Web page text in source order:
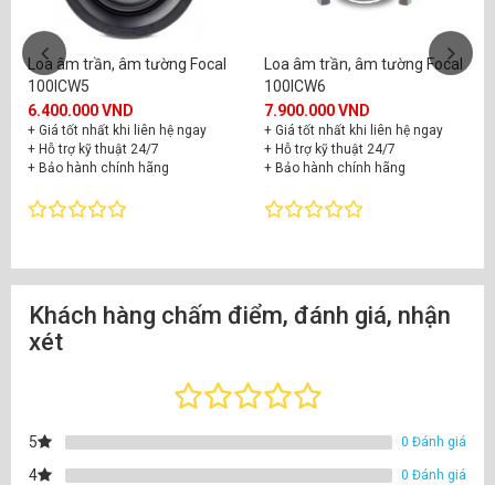
Loa âm trần, âm tường Focal
100ICW5
6.400.000 VND
+ Giá tốt nhất khi liên hệ ngay
+ Hỗ trợ kỹ thuật 24/7
+ Bảo hành chính hãng
Loa âm trần, âm tường Focal
100ICW6
7.900.000 VND
+ Giá tốt nhất khi liên hệ ngay
+ Hỗ trợ kỹ thuật 24/7
+ Bảo hành chính hãng
Khách hàng chấm điểm, đánh giá, nhận
xét
5 0 Đánh giá
4 0 Đánh giá